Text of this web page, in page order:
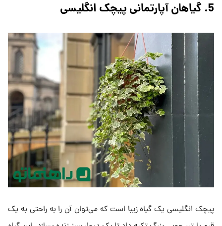
5. گیاهان آپارتمانی پیچک انگلیسی
پیچک انگلیسی یک گیاه زیبا است که می‌توان آن را به راحتی به یک